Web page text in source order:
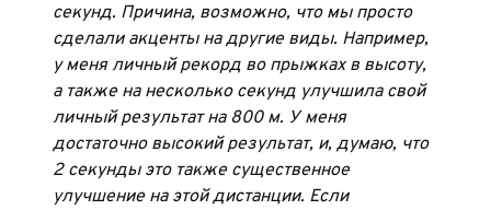
секунд. Причина, возможно, что мы просто
сделали акценты на другие виды. Например,
у меня личный рекорд во прыжках в высоту,
а также на несколько секунд улучшила свой
личный результат на 800 м. У меня
достаточно высокий результат, и, думаю, что
2 секунды это также существенное
улучшение на этой дистанции. Если